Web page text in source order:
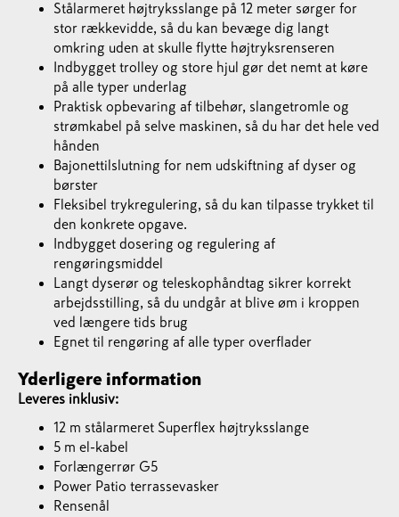
Stålarmeret højtryksslange på 12 meter sørger for
stor rækkevidde, så du kan bevæge dig langt
omkring uden at skulle flytte højtryksrenseren
Indbygget trolley og store hjul gør det nemt at køre
på alle typer underlag
Praktisk opbevaring af tilbehør, slangetromle og
strømkabel på selve maskinen, så du har det hele ved
hånden
Bajonettilslutning for nem udskiftning af dyser og
børster
Fleksibel trykregulering, så du kan tilpasse trykket til
den konkrete opgave.
Indbygget dosering og regulering af
rengøringsmiddel
Langt dyserør og teleskophåndtag sikrer korrekt
arbejdsstilling, så du undgår at blive øm i kroppen
ved længere tids brug
Egnet til rengøring af alle typer overflader
Yderligere information
Leveres inklusiv:
12 m stålarmeret Superflex højtryksslange
5 m el-kabel
Forlængerrør G5
Power Patio terrassevasker
Rensenål